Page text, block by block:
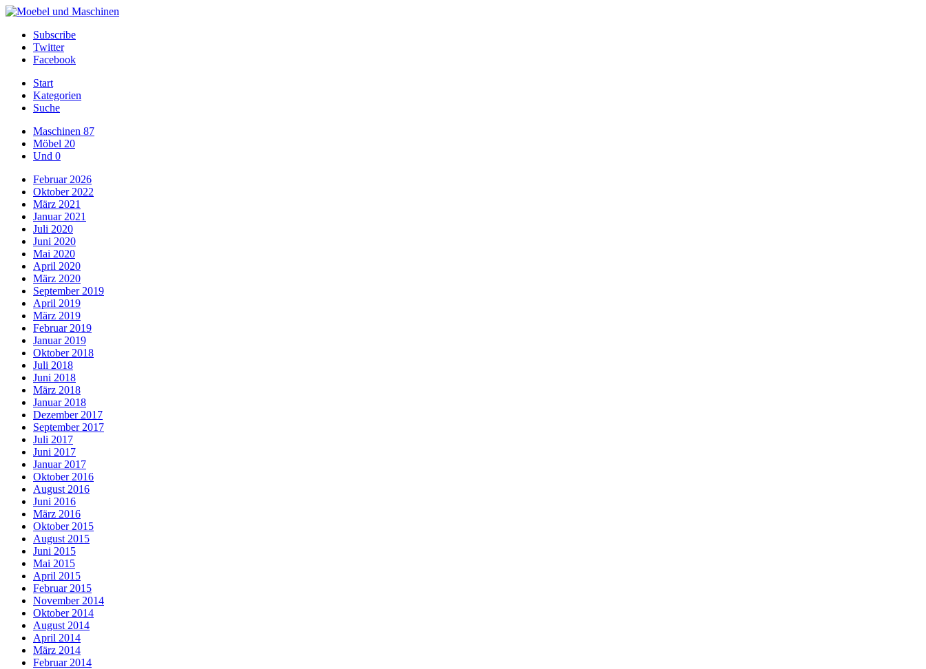
Subscribe
Twitter
Facebook
Start
Kategorien
Suche
Maschinen 87
Möbel 20
Und 0
Februar 2026
Oktober 2022
März 2021
Januar 2021
Juli 2020
Juni 2020
Mai 2020
April 2020
März 2020
September 2019
April 2019
März 2019
Februar 2019
Januar 2019
Oktober 2018
Juli 2018
Juni 2018
März 2018
Januar 2018
Dezember 2017
September 2017
Juli 2017
Juni 2017
Januar 2017
Oktober 2016
August 2016
Juni 2016
März 2016
Oktober 2015
August 2015
Juni 2015
Mai 2015
April 2015
Februar 2015
November 2014
Oktober 2014
August 2014
April 2014
März 2014
Februar 2014